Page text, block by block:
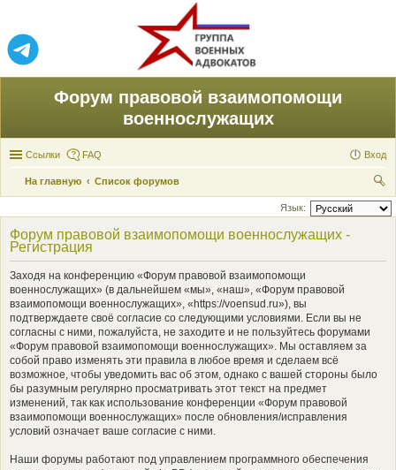
Форум правовой взаимопомощи
военнослужащих
Ссылки FAQ Вход
На главную
Список форумов
ои
Язык:
Форум правовой взаимопомощи военнослужащих -
Регистрация
Заходя на конференцию «Форум правовой взаимопомощи
военнослужащих» (в дальнейшем «мы», «наш», «Форум правовой
взаимопомощи военнослужащих», «https://voensud.ru»), вы
подтверждаете своё согласие со следующими условиями. Если вы не
согласны с ними, пожалуйста, не заходите и не пользуйтесь форумами
«Форум правовой взаимопомощи военнослужащих». Мы оставляем за
собой право изменять эти правила в любое время и сделаем всё
возможное, чтобы уведомить вас об этом, однако с вашей стороны было
бы разумным регулярно просматривать этот текст на предмет
изменений, так как использование конференции «Форум правовой
взаимопомощи военнослужащих» после обновления/исправления
условий означает ваше согласие с ними.
Наши форумы работают под управлением программного обеспечения